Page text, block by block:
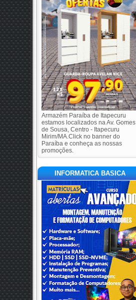
Armazém Paraíba de Itapecuru
estamos localizados na Av. Gomes
de Sousa, Centro - Itapecuru
Mirim/MA.Click no banner do
Paraíba e conheça as nossas
promoções.
INFORMATICA BASICA